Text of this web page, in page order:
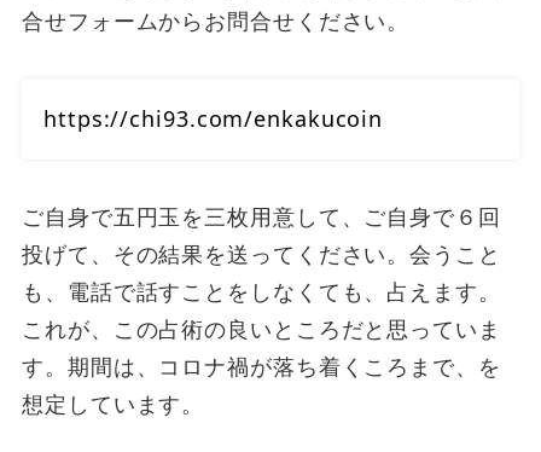
合せフォームからお問合せください。
https://chi93.com/enkakucoin
ご自身で五円玉を三枚用意して、ご自身で６回
投げて、その結果を送ってください。会うこと
も、電話で話すことをしなくても、占えます。
これが、この占術の良いところだと思っていま
す。期間は、コロナ禍が落ち着くころまで、を
想定しています。